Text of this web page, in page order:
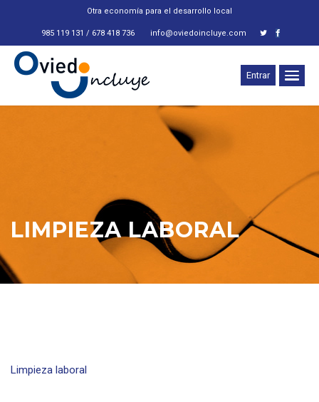
Otra economía para el desarrollo local
985 119 131 / 678 418 736 info@oviedoincluye.com
Entrar
LIMPIEZA LABORAL
Limpieza laboral